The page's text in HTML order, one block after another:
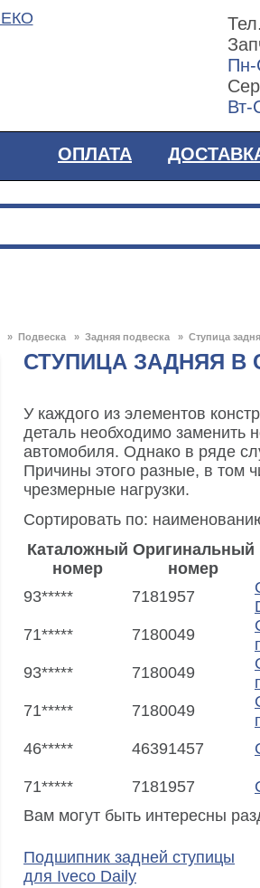
Вт-
ОПЛАТА
» Подвеска » Задняя подвеска » Ступица
СТУПИЦА ЗАДНЯЯ В
У каждого из элементов
деталь необходимо заменить
автомобиля. Однако в ряде
Причины этого разные, в том
чрезмерные нагрузки.
Сортировать по:
Каталожный
номер
Оригинальный
номер
93***** 7181957
71*****
7180049
93*****
7180049
71*****
7180049
46*****
46391457
71*****
7181957
Вам могут быть интересны
Подшипник задней ступицы
для Iveco Daily